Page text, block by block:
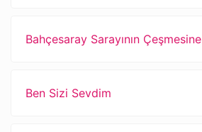
Bahçesaray Sarayının Çeşmesine
Ben Sizi Sevdim